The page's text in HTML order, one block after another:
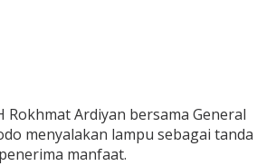
Rokhmat Ardiyan bersama General
menyalakan lampu sebagai tanda
manfaat.